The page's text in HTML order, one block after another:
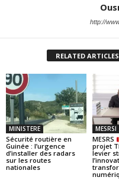
http://
RELATED ARTICLES
MINISTERE
Sécurité routière en
Guinée : l’urgence
d’installer des radars
sur les routes
nationales
MESRSI
MESRS
projet
levier